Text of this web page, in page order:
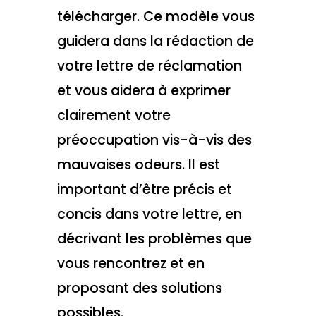
télécharger. Ce modèle vous
guidera dans la rédaction de
votre lettre de réclamation
et vous aidera à exprimer
clairement votre
préoccupation vis-à-vis des
mauvaises odeurs. Il est
important d’être précis et
concis dans votre lettre, en
décrivant les problèmes que
vous rencontrez et en
proposant des solutions